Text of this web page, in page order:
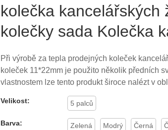
kolečka kancelářských
kolečky sada Kolečka
Při výrobě za tepla prodejných koleček
koleček 11*22mm je použito několik předních
vlastnostem lze tento produkt široce nalézt v
Velikost: 5 palců
Barva: Zelená Modrý Černá